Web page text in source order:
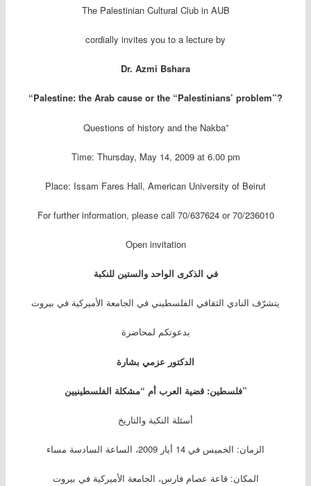
The Palestinian Cultural Club in AUB
cordially invites you to a lecture by
Dr. Azmi Bshara
“Palestine: the Arab cause or the “Palestinians’ problem”?
Questions of history and the Nakba”
Time: Thursday, May 14, 2009 at 6.00 pm
Place: Issam Fares Hall, American University of Beirut
For further information, please call 70/637624 or 70/236010
Open invitation
في الذكرى الواحد والستين للنكبة
يتشرّف النادي الثقافي الفلسطيني في الجامعة الأميركية في بيروت
بدعوتكم لمحاضرة
الدكتور عزمي بشارة
فلسطين: قضية العرب أم “مشكلة الفلسطينيين”
أسئلة النكبة والتاريخ
الزمان: الخميس في 14 أيار 2009، الساعة السادسة مساء
المكان: قاعة عصام فارس، الجامعة الأميركية في بيروت